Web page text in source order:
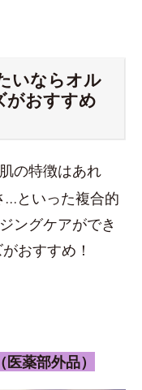
いならオル
がおすすめ
の特徴はあれ
…といった複合的
ングケアができ
おすすめ！
薬部外品）